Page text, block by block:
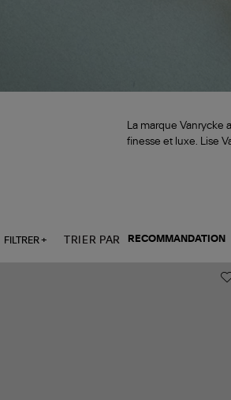
La marque Vanrycke
finesse et luxe. Lise
FILTRER + TRIER PAR